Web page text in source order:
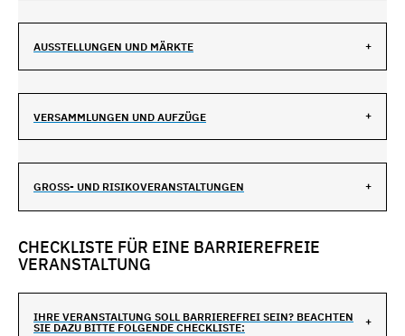
AUSSTELLUNGEN UND MÄRKTE
VERSAMMLUNGEN UND AUFZÜGE
GROSS- UND RISIKOVERANSTALTUNGEN
CHECKLISTE FÜR EINE BARRIEREFREIE
VERANSTALTUNG
IHRE VERANSTALTUNG SOLL BARRIEREFREI SEIN? BEACHTEN
SIE DAZU BITTE FOLGENDE CHECKLISTE: